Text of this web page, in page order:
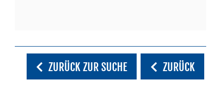
ZURÜCK ZUR SUCHE ZURÜCK